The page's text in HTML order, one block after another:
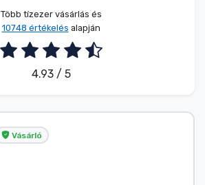
Több tízezer vásárlás és
10748 értékelés alapján
4.93 / 5
Vásárló